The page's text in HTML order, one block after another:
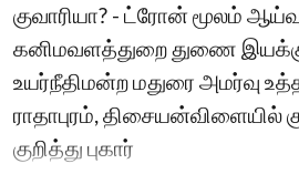
குவாரியா? - ட்ரோன் மூலம்
கனிமவளத்துறை துணை
உயர்நீதிமன்ற மதுரை அமர்வு
ராதாபுரம், திசையன்விளையில்
குறித்து புகார்